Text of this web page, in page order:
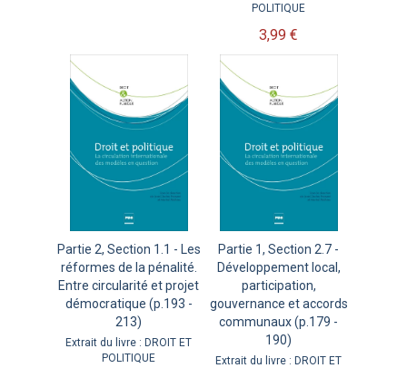
POLITIQUE
3,99 €
Partie 2, Section 1.1 - Les
réformes de la pénalité.
Entre circularité et projet
démocratique (p.193 -
213)
Extrait du livre : DROIT ET
POLITIQUE
Partie 1, Section 2.7 -
Développement local,
participation,
gouvernance et accords
communaux (p.179 -
190)
Extrait du livre : DROIT ET